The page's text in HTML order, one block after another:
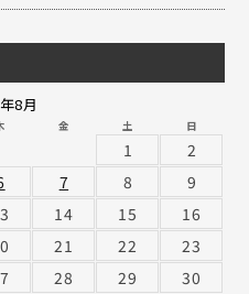
8月
金 土 日
1
2
7 8
9
14 15
16
21 22
23
28 29
30